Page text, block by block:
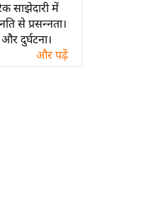
साझेदारी में
से प्रसन्नता।
दुर्घटना।
और पढ़ें